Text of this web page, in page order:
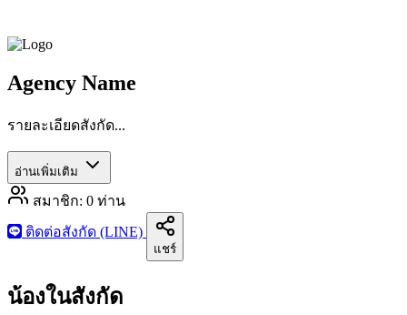
Agency Name
รายละเอียดสังกัด...
อ่านเพิ่มเติม
สมาชิก: 0 ท่าน
ติดต่อสังกัด (LINE)
แชร์
น้องในสังกัด